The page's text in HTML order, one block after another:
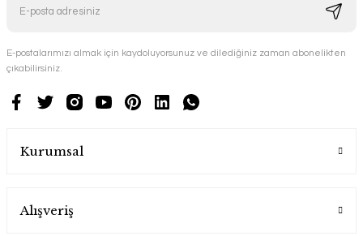
E-postalarımızı almak için kaydoluyorsunuz ve dilediğiniz zaman abonelikten
çıkabilirsiniz.
Kurumsal
Alışveriş